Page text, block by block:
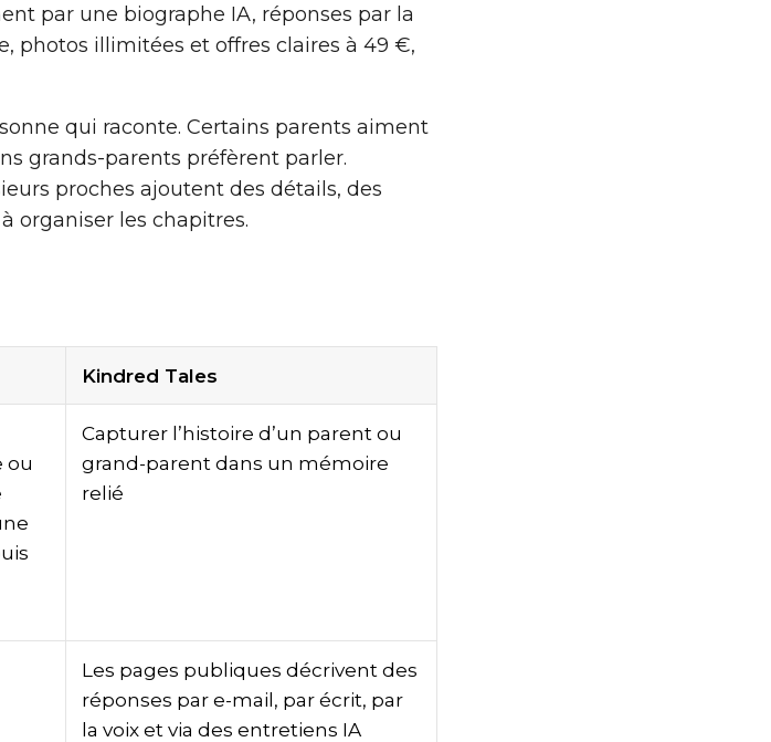
par une biographe IA, réponses par la
photos illimitées et offres claires à 49 €,
qui raconte. Certains parents aiment
grands-parents préfèrent parler.
proches ajoutent des détails, des
organiser les chapitres.
Kindred Tales
ou
Capturer l’histoire d’un parent ou
grand-parent dans un mémoire
relié
Les pages publiques décrivent des
réponses par e-mail, par écrit, par
la voix et via des entretiens IA